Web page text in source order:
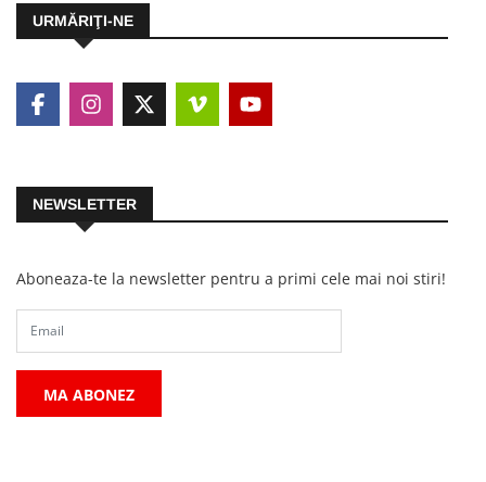
URMĂRIŢI-NE
NEWSLETTER
Aboneaza-te la newsletter pentru a primi cele mai noi stiri!
MA ABONEZ